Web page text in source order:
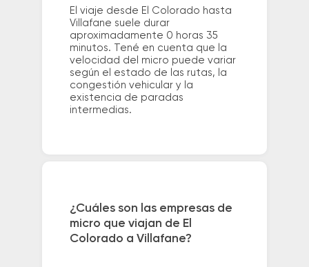
El viaje desde El Colorado hasta
Villafane suele durar
aproximadamente 0 horas 35
minutos. Tené en cuenta que la
velocidad del micro puede variar
según el estado de las rutas, la
congestión vehicular y la
existencia de paradas
intermedias.
¿Cuáles son las empresas de
micro que viajan de El
Colorado a Villafane?